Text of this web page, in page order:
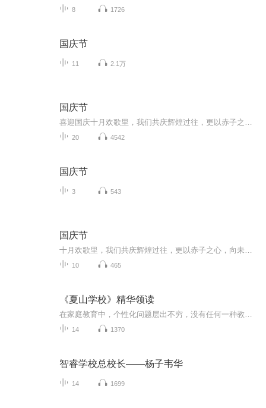
8 1726
国庆节
11 2.1万
国庆节
20 4542
国庆节
3 543
国庆节
10 465
《夏山学校》精华领读
14 1370
智睿学校总校长——杨子韦华
14 1699